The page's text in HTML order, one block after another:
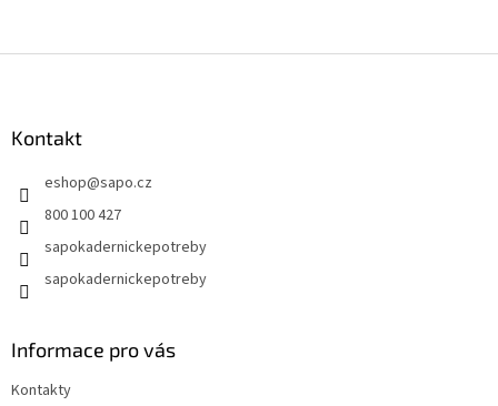
Kontakt
eshop@sapo.cz
800 100 427
sapokadernickepotreby
sapokadernickepotreby
Informace pro vás
Kontakty